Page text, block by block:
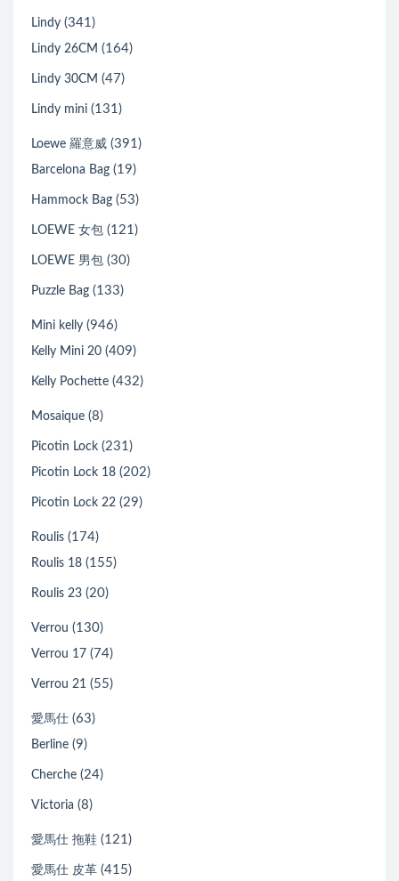
Lindy (341)
Lindy 26CM (164)
Lindy 30CM (47)
Lindy mini (131)
Loewe 羅意威 (391)
Barcelona Bag (19)
Hammock Bag (53)
LOEWE 女包 (121)
LOEWE 男包 (30)
Puzzle Bag (133)
Mini kelly (946)
Kelly Mini 20 (409)
Kelly Pochette (432)
Mosaique (8)
Picotin Lock (231)
Picotin Lock 18 (202)
Picotin Lock 22 (29)
Roulis (174)
Roulis 18 (155)
Roulis 23 (20)
Verrou (130)
Verrou 17 (74)
Verrou 21 (55)
愛馬仕 (63)
Berline (9)
Cherche (24)
Victoria (8)
愛馬仕 拖鞋 (121)
愛馬仕 皮革 (415)